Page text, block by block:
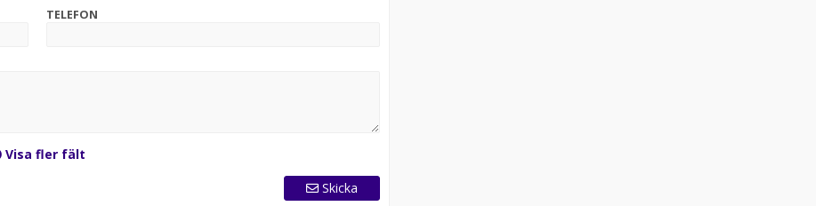
TELEFON
Visa fler fält
Skicka